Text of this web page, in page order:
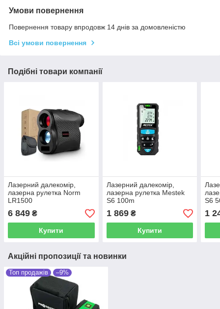
Умови повернення
Повернення товару впродовж 14 днів за домовленістю
Всі умови повернення
Подібні товари компанії
Лазерний далекомір,
лазерна рулетка Norm
LR1500
6 849 ₴
Купити
Лазерний далекомір,
лазерна рулетка Mestek
S6 100m
1 869₴
Купити
S6
1
Акційні пропозиції та новинки
Топ продажів –9%